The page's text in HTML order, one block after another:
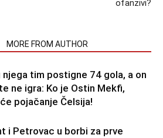
ofanzivi?
MORE FROM AUTHOR
njega tim postigne 74 gola, a on
ne igra: Ko je Ostin Mekfi,
pojačanje Čelsija!
i Petrovac u borbi za prve